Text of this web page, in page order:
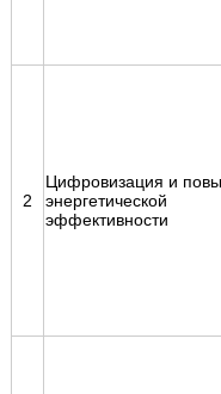
2
Цифровизация и
энергетической
эффективности